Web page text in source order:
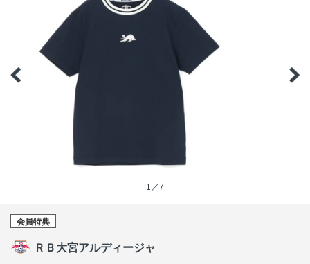
1／7
会員特典
ＲＢ大宮アルディージャ